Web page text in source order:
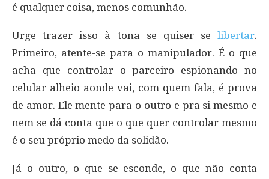
é qualquer coisa, menos comunhão.
Urge trazer isso à tona se quiser se libertar.
Primeiro, atente-se para o manipulador. É o que
acha que controlar o parceiro espionando no
celular alheio aonde vai, com quem fala, é prova
de amor. Ele mente para o outro e pra si mesmo e
nem se dá conta que o que quer controlar mesmo
é o seu próprio medo da solidão.
Já o outro, o que se esconde, o que não conta